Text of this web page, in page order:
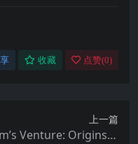
收藏 点赞(0)
上一篇
Venture: Origins中